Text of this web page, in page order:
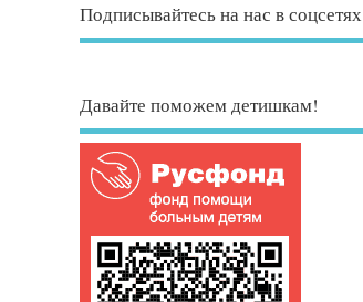
Подписывайтесь на нас в соцсетях
Давайте поможем детишкам!